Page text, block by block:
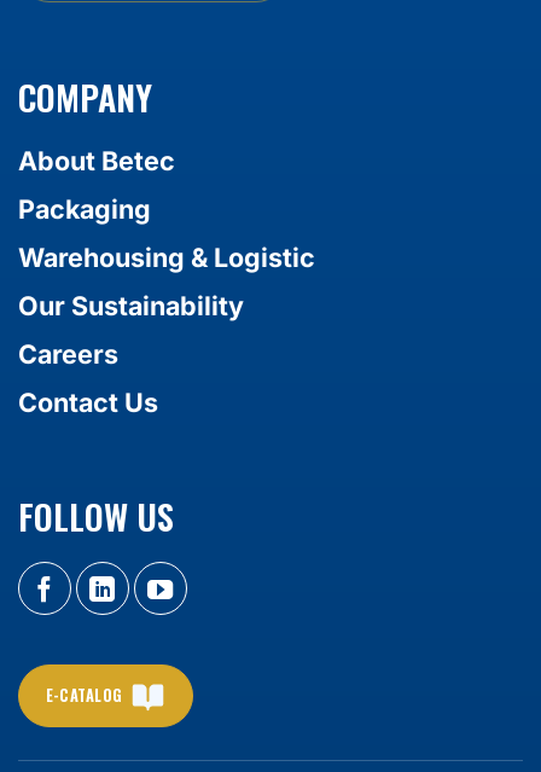
COMPANY
About Betec
Packaging
Warehousing & Logistic
Our Sustainability
Careers
Contact Us
FOLLOW US
E-CATALOG